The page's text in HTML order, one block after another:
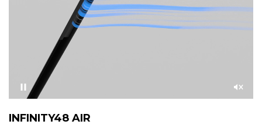
Приостановить Со
INFINITY48 AIR